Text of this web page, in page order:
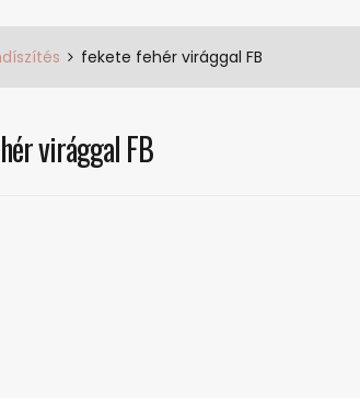
fekete fehér virággal FB
virággal FB